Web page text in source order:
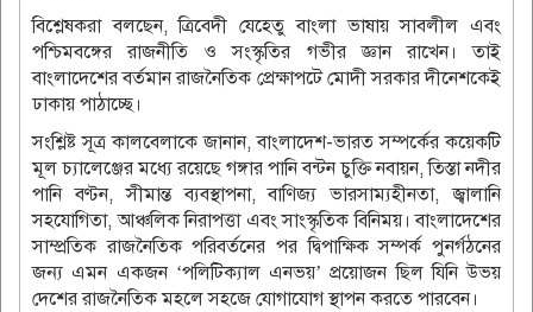
বিশ্লেষকরা বলছেন, ত্রিবেদী যেহেতু বাংলা ভাষায় সাবলীল এবং
পশ্চিমবঙ্গের রাজনীতি ও সংস্কৃতির গভীর জ্ঞান রাখেন। তাই
বাংলাদেশের বর্তমান রাজনৈতিক প্রেক্ষাপটে মোদী সরকার দীনেশকেই
ঢাকায় পাঠাচ্ছে।
সংশ্লিষ্ট সূত্র কালবেলাকে জানান, বাংলাদেশ-ভারত সম্পর্কের কয়েকটি
মূল চ্যালেঞ্জের মধ্যে রয়েছে গঙ্গার পানি বন্টন চুক্তি নবায়ন, তিস্তা নদীর
পানি বণ্টন, সীমান্ত ব্যবস্থাপনা, বাণিজ্য ভারসাম্যহীনতা, জ্বালানি
সহযোগিতা, আঞ্চলিক নিরাপত্তা এবং সাংস্কৃতিক বিনিময়। বাংলাদেশের
সাম্প্রতিক রাজনৈতিক পরিবর্তনের পর দ্বিপাক্ষিক সম্পর্ক পুনর্গঠনের
জন্য এমন একজন ‘পলিটিক্যাল এনভয়’ প্রয়োজন ছিল যিনি উভয়
দেশের রাজনৈতিক মহলে সহজে যোগাযোগ স্থাপন করতে পারবেন।